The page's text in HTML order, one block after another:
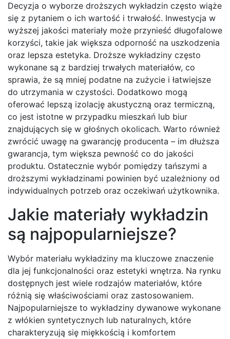
Decyzja o wyborze droższych wykładzin często wiąże
się z pytaniem o ich wartość i trwałość. Inwestycja w
wyższej jakości materiały może przynieść długofalowe
korzyści, takie jak większa odporność na uszkodzenia
oraz lepsza estetyka. Droższe wykładziny często
wykonane są z bardziej trwałych materiałów, co
sprawia, że są mniej podatne na zużycie i łatwiejsze
do utrzymania w czystości. Dodatkowo mogą
oferować lepszą izolację akustyczną oraz termiczną,
co jest istotne w przypadku mieszkań lub biur
znajdujących się w głośnych okolicach. Warto również
zwrócić uwagę na gwarancję producenta – im dłuższa
gwarancja, tym większa pewność co do jakości
produktu. Ostatecznie wybór pomiędzy tańszymi a
droższymi wykładzinami powinien być uzależniony od
indywidualnych potrzeb oraz oczekiwań użytkownika.
Jakie materiały wykładzin
są najpopularniejsze?
Wybór materiału wykładziny ma kluczowe znaczenie
dla jej funkcjonalności oraz estetyki wnętrza. Na rynku
dostępnych jest wiele rodzajów materiałów, które
różnią się właściwościami oraz zastosowaniem.
Najpopularniejsze to wykładziny dywanowe wykonane
z włókien syntetycznych lub naturalnych, które
charakteryzują się miękkością i komfortem